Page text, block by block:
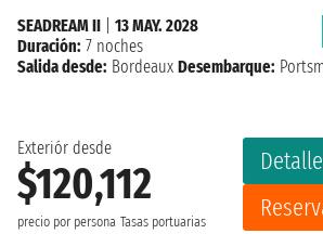
Exteriór desde
$120,112
precio por persona Tasas portuarias
SEADREAM II
13 MAY. 2028
Duración: 7 noches
Salida desde: Bordeaux Desembarque: